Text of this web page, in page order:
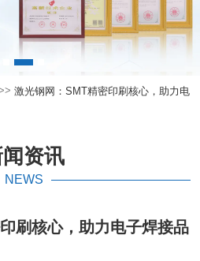
激光钢网：SMT精密印刷核心，助力电
资讯
NEWS
刷核心，助力电子焊接品